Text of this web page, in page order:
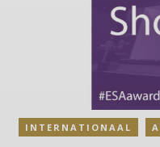
INTERNATIONAAL